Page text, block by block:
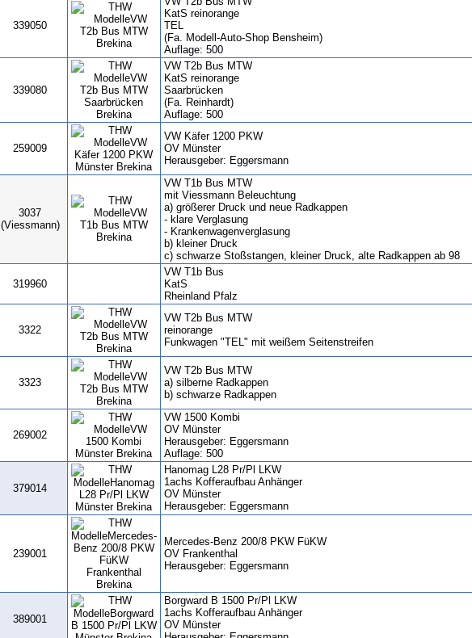
339050
KatS reinorange
TEL
(Fa. Modell-Auto-Shop Bensheim)
Auflage: 500
339080
VW T2b Bus MTW
KatS reinorange
Saarbrücken
(Fa. Reinhardt)
Auflage: 500
259009
VW Käfer 1200 PKW
OV Münster
Herausgeber: Eggersmann
3037
(Viessmann)
VW T1b Bus MTW
mit Viessmann Beleuchtung
a) größerer Druck und neue Radkappen
- klare Verglasung
- Krankenwagenverglasung
b) kleiner Druck
c) schwarze Stoßstangen, kleiner Druck, alte Radkappen ab 98
319960
VW T1b Bus
KatS
Rheinland Pfalz
3322
VW T2b Bus MTW
reinorange
Funkwagen "TEL" mit weißem Seitenstreifen
3323
VW T2b Bus MTW
a) silberne Radkappen
b) schwarze Radkappen
269002
VW 1500 Kombi
OV Münster
Herausgeber: Eggersmann
Auflage: 500
379014
Hanomag L28 Pr/Pl LKW
1achs Kofferaufbau Anhänger
OV Münster
Herausgeber: Eggersmann
239001
Mercedes-Benz 200/8 PKW FüKW
OV Frankenthal
Herausgeber: Eggersmann
389001
Borgward B 1500 Pr/Pl LKW
1achs Kofferaufbau Anhänger
OV Münster